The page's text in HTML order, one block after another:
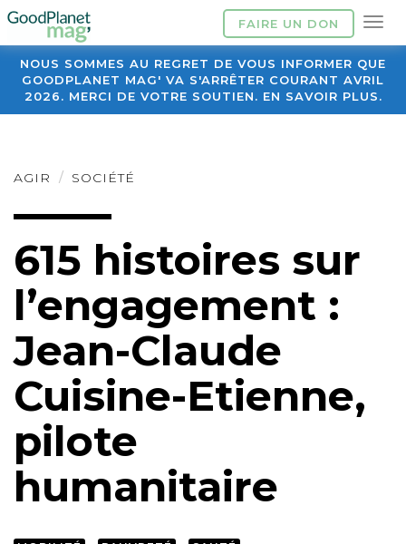
FAIRE UN DON
NOUS SOMMES AU REGRET DE VOUS INFORMER QUE
GOODPLANET MAG' VA S'ARRÊTER COURANT AVRIL
2026. MERCI DE VOTRE SOUTIEN. EN SAVOIR PLUS.
AGIR SOCIÉTÉ
615 histoires sur
l’engagement :
Jean-Claude
Cuisine-Etienne,
pilote
humanitaire